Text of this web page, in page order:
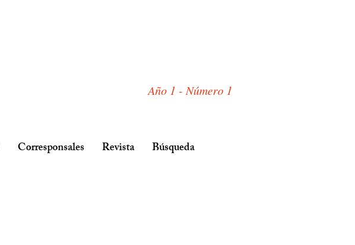
Corresponsales Revista Búsqueda
Año 1 - Número 1